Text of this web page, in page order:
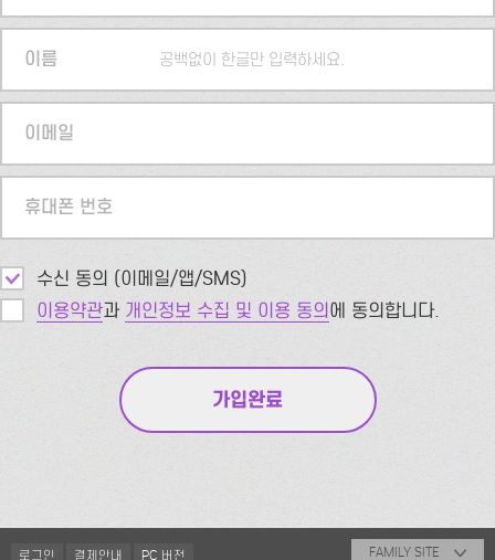
이름 공백없이 한글만 입력하세요.
이메일
휴대폰 번호
수신 동의 (이메일/앱/SMS)
이용약관과 개인정보 수집 및 이용 동의에 동의합니다.
로그인 결제안내 PC 버전 FAMILY SITE